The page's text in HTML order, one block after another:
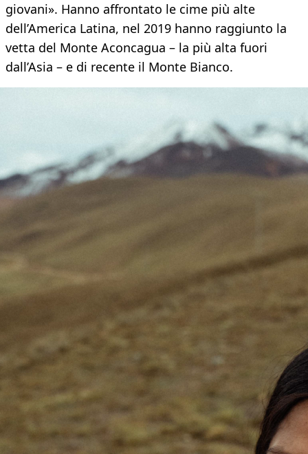
giovani». Hanno affrontato le cime più alte
dell’America Latina, nel 2019 hanno raggiunto la
vetta del Monte Aconcagua – la più alta fuori
dall’Asia – e di recente il Monte Bianco.